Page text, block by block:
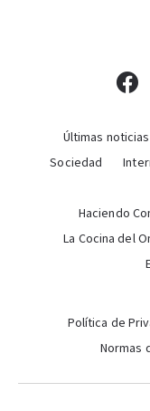
Últimas noticias
Sociedad
Haciendo
La Cocina del
Política de
Normas